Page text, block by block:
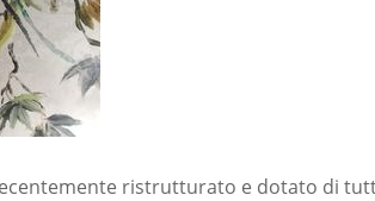
ristrutturato e dotato di